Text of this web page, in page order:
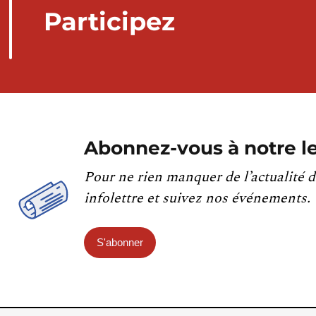
Participez
Abonnez-vous à notre
Pour ne rien manquer de l’actualité
infolettre et suivez nos événements.
S'abonner